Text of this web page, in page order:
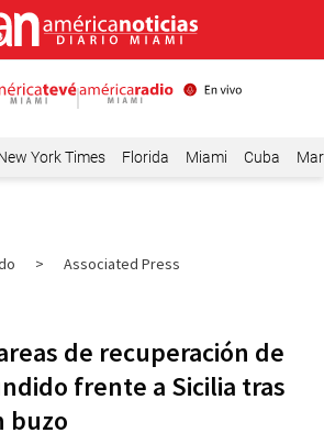
York Times Florida Miami Cuba
> Associated Press
de recuperación de
frente a Sicilia tras
buzo